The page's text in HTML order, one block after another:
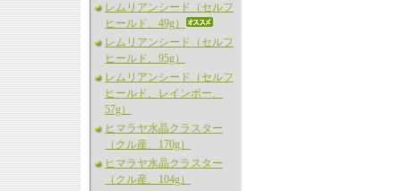
レムリアンシード（セルフ
ヒールド、49g）
レムリアンシード（セルフ
ヒールド、95g）
レムリアンシード（セルフ
ヒールド、レインボー、
57g）
ヒマラヤ水晶クラスター
（クル産、170g）
ヒマラヤ水晶クラスター
（クル産、104g）